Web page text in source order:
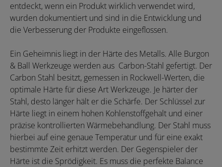
entdeckt, wenn ein Produkt wirklich verwendet wird,
wurden dokumentiert und sind in die Entwicklung und
die Verbesserung der Produkte eingeflossen.
Ein Geheimnis liegt in der Härte des Metalls. Alle Burgon
& Ball Werkzeuge werden aus Carbon-Stahl gefertigt. Der
Carbon Stahl besitzt, gemessen in Rockwell-Werten, die
optimale Härte für diese Art Werkzeuge. Je härter der
Stahl, desto länger hält er die Schärfe. Der Schlüssel zur
Härte liegt in einem hohen Kohlenstoffgehalt und einer
präzise kontrollierten Wärmebehandlung. Der Stahl muss
hierbei auf eine genaue Temperatur und für eine exakt
bestimmte Zeit erhitzt werden. Der Gegenspieler der
Härte ist die Sprödigkeit. Es muss die perfekte Balance